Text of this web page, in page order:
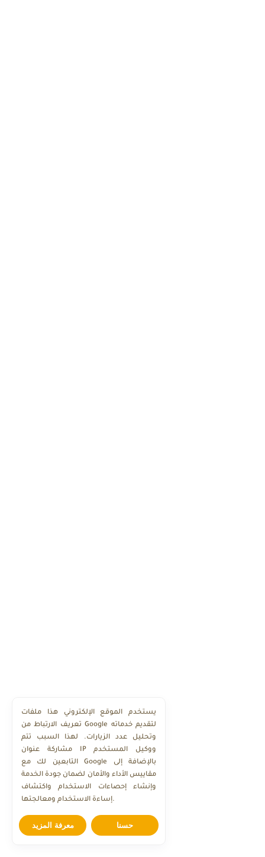
يستخدم الموقع الإلكتروني هذا ملفات
تعريف الارتباط من Google لتقديم خدماته
وتحليل عدد الزيارات. لهذا السبب تتم
مشاركة عنوان IP ووكيل المستخدم
التابعين لك مع Google بالإضافة إلى
مقاييس الأداء والأمان لضمان جودة الخدمة
وإنشاء إحصاءات الاستخدام واكتشاف
إساءة الاستخدام ومعالجتها.
معرفة المزيد حسنا